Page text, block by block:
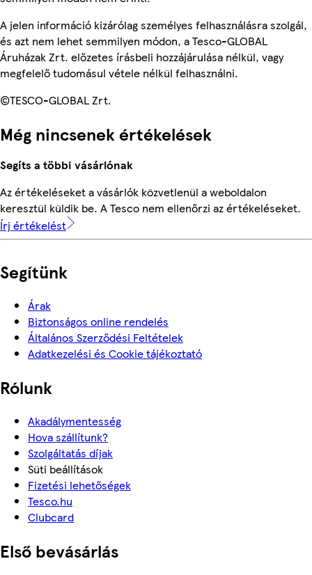
A jelen információ kizárólag személyes felhasználásra szolgál,
és azt nem lehet semmilyen módon, a Tesco-GLOBAL
Áruházak Zrt. előzetes írásbeli hozzájárulása nélkül, vagy
megfelelő tudomásul vétele nélkül felhasználni.
©TESCO-GLOBAL Zrt.
Még nincsenek értékelések
Segíts a többi vásárlónak
Az értékeléseket a vásárlók közvetlenül a weboldalon
keresztül küldik be. A Tesco nem ellenőrzi az értékeléseket.
Írj értékelést
Segítünk
Árak
Biztonságos online rendelés
Általános Szerződési Feltételek
Adatkezelési és Cookie tájékoztató
Rólunk
Akadálymentesség
Hova szállítunk?
Szolgáltatás díjak
Süti beállítások
Fizetési lehetőségek
Tesco.hu
Clubcard
Első bevásárlás